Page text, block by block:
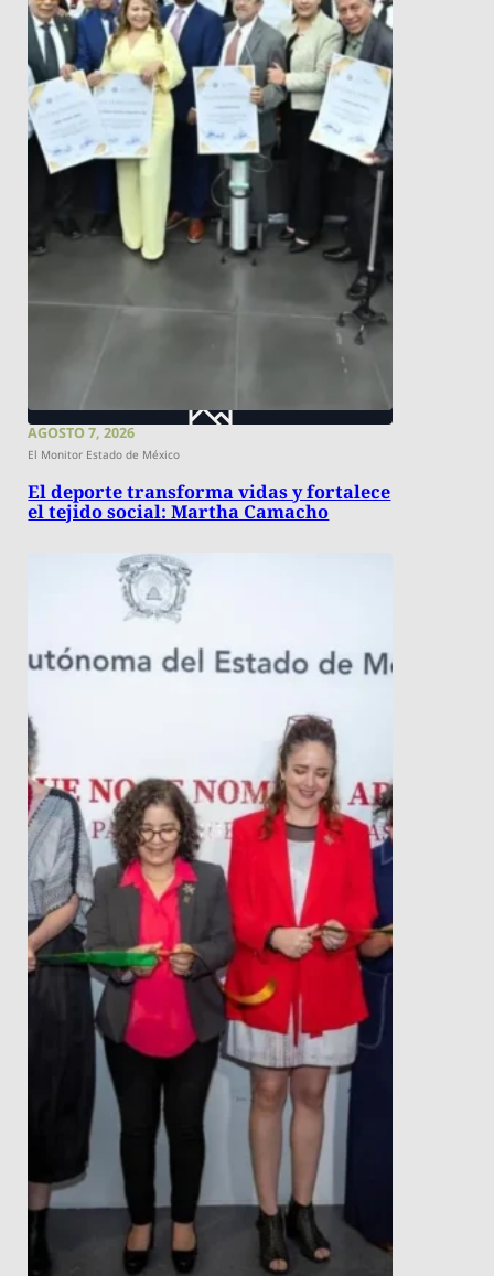
AGOSTO 7, 2026
El Monitor Estado de México
El deporte transforma vidas y fortalece
el tejido social: Martha Camacho